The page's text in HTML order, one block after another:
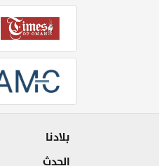
بلادنا
الحدث